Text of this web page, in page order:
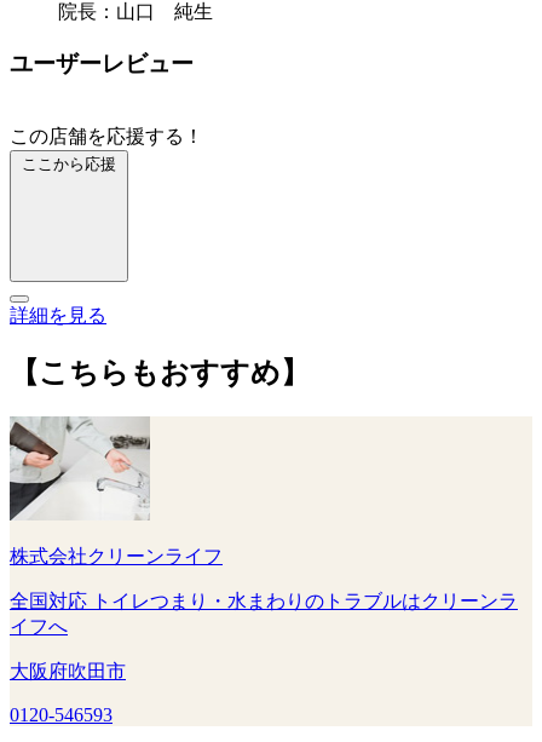
院長：山口 純生
ユーザーレビュー
この店舗を応援する！
ここから応援
詳細を見る
【こちらもおすすめ】
株式会社クリーンライフ
全国対応 トイレつまり・水まわりのトラブルはクリーンラ
イフへ
大阪府吹田市
0120-546593